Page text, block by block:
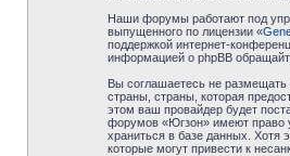
Наши форумы работают под
выпущенного по лицензии «
поддержкой интернет-
информацией о phpBB
Вы соглашаетесь не размещать
страны, страны, которая
этом ваш провайдер будет
форумов «Югзон» имеют право
храниться в базе данных. Хотя
которые могут привести к